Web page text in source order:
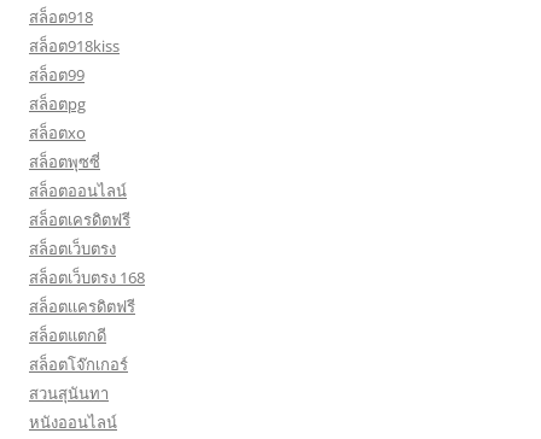
สล็อต918
สล็อต918kiss
สล็อต99
สล็อตpg
สล็อตxo
สล็อตพุซซี่
สล็อตออนไลน์
สล็อตเครดิตฟรี
สล็อตเว็บตรง
สล็อตเว็บตรง 168
สล็อตเเครดิตฟรี
สล็อตแตกดี
สล็อตโจ๊กเกอร์
สวนสุนันทา
หนังออนไลน์